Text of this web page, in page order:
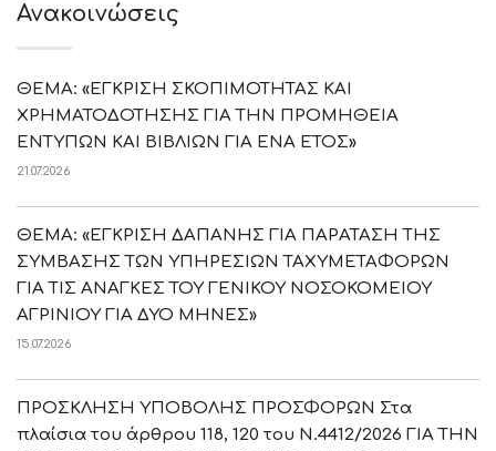
Ανακοινώσεις
ΘΕΜΑ: «ΕΓΚΡΙΣΗ ΣΚΟΠΙΜΟΤΗΤΑΣ ΚΑΙ
ΧΡΗΜΑΤΟΔΟΤΗΣΗΣ ΓΙΑ ΤΗΝ ΠΡΟΜΗΘΕΙΑ
ΕΝΤΥΠΩΝ ΚΑΙ ΒΙΒΛΙΩΝ ΓΙΑ ΕΝΑ ΕΤΟΣ»
21.07.2026
ΘΕΜΑ: «ΕΓΚΡΙΣΗ ΔΑΠΑΝΗΣ ΓΙΑ ΠΑΡΑΤΑΣΗ ΤΗΣ
ΣΥΜΒΑΣΗΣ ΤΩΝ ΥΠΗΡΕΣΙΩΝ ΤΑΧΥΜΕΤΑΦΟΡΩΝ
ΓΙΑ ΤΙΣ ΑΝΑΓΚΕΣ ΤΟΥ ΓΕΝΙΚΟΥ ΝΟΣΟΚΟΜΕΙΟΥ
ΑΓΡΙΝΙΟΥ ΓΙΑ ΔΥΟ ΜΗΝΕΣ»
15.07.2026
ΠΡΟΣΚΛΗΣΗ ΥΠΟΒΟΛΗΣ ΠΡΟΣΦΟΡΩΝ Στα
πλαίσια του άρθρου 118, 120 του Ν.4412/2026 ΓΙΑ ΤΗΝ